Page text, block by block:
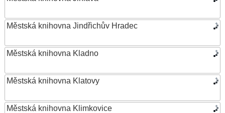
Městská knihovna Jindřichův Hradec
Městská knihovna Kladno
Městská knihovna Klatovy
Městská knihovna Klimkovice